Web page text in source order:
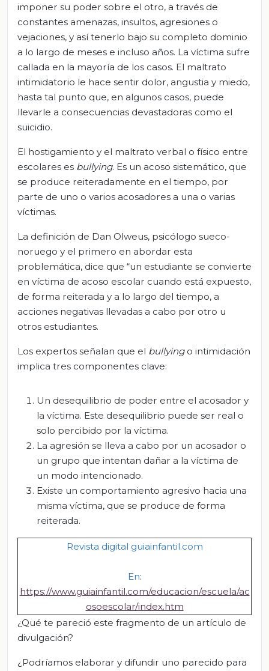
imponer su poder sobre el otro, a través de
constantes amenazas, insultos, agresiones o
vejaciones, y así tenerlo bajo su completo dominio
a lo largo de meses e incluso años. La víctima sufre
callada en la mayoría de los casos. El maltrato
intimidatorio le hace sentir dolor, angustia y miedo,
hasta tal punto que, en algunos casos, puede
llevarle a consecuencias devastadoras como el
suicidio.
El hostigamiento y el maltrato verbal o físico entre
escolares es bullying. Es un acoso sistemático, que
se produce reiteradamente en el tiempo, por
parte de uno o varios acosadores a una o varias
víctimas.
La definición de Dan Olweus, psicólogo sueco-
noruego y el primero en abordar esta
problemática, dice que “un estudiante se convierte
en víctima de acoso escolar cuando está expuesto,
de forma reiterada y a lo largo del tiempo, a
acciones negativas llevadas a cabo por otro u
otros estudiantes.
Los expertos señalan que el bullyingo intimidación
implica tres componentes clave:
Un desequilibrio de poder entre el acosador y
la víctima. Este desequilibrio puede ser real o
solo percibido por la víctima.
La agresión se lleva a cabo por un acosador o
un grupo que intentan dañar a la víctima de
un modo intencionado.
Existe un comportamiento agresivo hacia una
misma víctima, que se produce de forma
reiterada.
Revista digital guiainfantil.com
En:
https://www.guiainfantil.com/educacion/escuela/ac
osoescolar/index.htm
¿Qué te pareció este fragmento de un artículo de
divulgación?
¿Podríamos elaborar y difundir uno parecido para